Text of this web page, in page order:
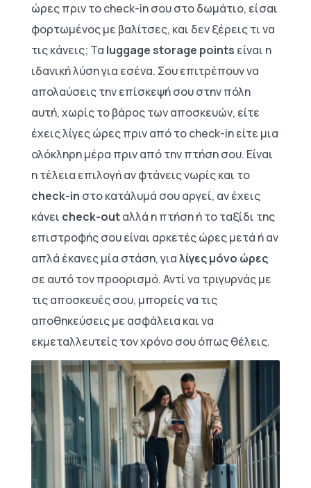
ώρες πριν το check-in σου στο δωμάτιο, είσαι
φορτωμένος με βαλίτσες, και δεν ξέρεις τι να
τις κάνεις; Τα luggage storage points είναι η
ιδανική λύση για εσένα. Σου επιτρέπουν να
απολαύσεις την επίσκεψή σου στην πόλη
αυτή, χωρίς το βάρος των αποσκευών, είτε
έχεις λίγες ώρες πριν από το check-in είτε μια
ολόκληρη μέρα πριν από την πτήση σου. Είναι
η τέλεια επιλογή αν φτάνεις νωρίς και το
check-in στο κατάλυμά σου αργεί, αν έχεις
κάνει check-outαλλά η πτήση ή το ταξίδι της
επιστροφής σου είναι αρκετές ώρες μετά ή αν
απλά έκανες μία στάση, γιαλίγες μόνο ώρες
σε αυτό τον προορισμό. Αντί να τριγυρνάς με
τις αποσκευές σου, μπορείς να τις
αποθηκεύσεις με ασφάλεια και να
εκμεταλλευτείς τον χρόνο σου όπως θέλεις.